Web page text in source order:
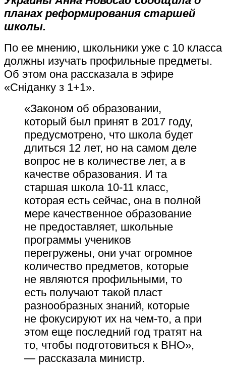
планах реформирования старшей
школы.
По ее мнению, школьники уже с 10 класса
должны изучать профильные предметы.
Об этом она рассказала в эфире
«Сніданку з 1+1».
«Законом об образовании,
который был принят в 2017 году,
предусмотрено, что школа будет
длиться 12 лет, но на самом деле
вопрос не в количестве лет, а в
качестве образования. И та
старшая школа 10-11 класс,
которая есть сейчас, она в полной
мере качественное образование
не предоставляет, школьные
программы учеников
перегружены, они учат огромное
количество предметов, которые
не являются профильными, то
есть получают такой пласт
разнообразных знаний, которые
не фокусируют их на чем-то, а при
этом еще последний год тратят на
то, чтобы подготовиться к ВНО»,
— рассказала министр.